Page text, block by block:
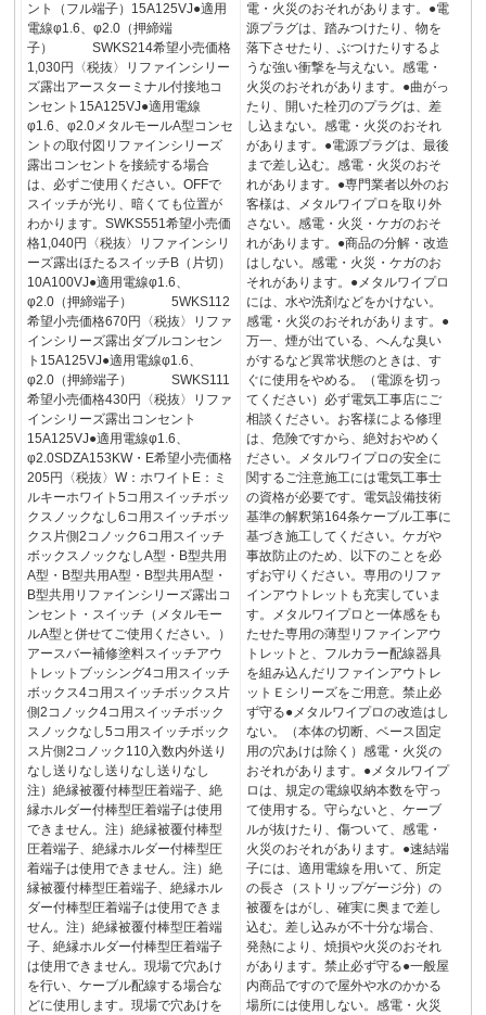
ント（フル端子）15A125VJ●適用
電線φ1.6、φ2.0（押締端
子） SWKS214希望小売価格
1,030円〈税抜〉リファインシリー
ズ露出アースターミナル付接地コ
ンセント15A125VJ●適用電線
φ1.6、φ2.0メタルモールA型コンセ
ントの取付図リファインシリーズ
露出コンセントを接続する場合
は、必ずご使用ください。OFFで
スイッチが光り、暗くても位置が
わかります。SWKS551希望小売価
格1,040円〈税抜〉リファインシリ
ーズ露出ほたるスイッチB（片切）
10A100VJ●適用電線φ1.6、
φ2.0（押締端子） 5WKS112
希望小売価格670円〈税抜〉リファ
インシリーズ露出ダブルコンセン
ト15A125VJ●適用電線φ1.6、
φ2.0（押締端子） SWKS111
希望小売価格430円〈税抜〉リファ
インシリーズ露出コンセント
15A125VJ●適用電線φ1.6、
φ2.0SDZA153KW・E希望小売価格
205円〈税抜〉W：ホワイトE：ミ
ルキーホワイト5コ用スイッチボッ
クスノックなし6コ用スイッチボッ
クス片側2コノック6コ用スイッチ
ボックスノックなしA型・B型共用
A型・B型共用A型・B型共用A型・
B型共用リファインシリーズ露出コ
ンセント・スイッチ（メタルモー
ルA型と併せてご使用ください。）
アースバー補修塗料スイッチアウ
トレットブッシング4コ用スイッチ
ボックス4コ用スイッチボックス片
側2コノック4コ用スイッチボック
スノックなし5コ用スイッチボック
ス片側2コノック110入数内外送り
なし送りなし送りなし送りなし
注）絶縁被覆付棒型圧着端子、絶
縁ホルダー付棒型圧着端子は使用
できません。注）絶縁被覆付棒型
圧着端子、絶縁ホルダー付棒型圧
着端子は使用できません。注）絶
縁被覆付棒型圧着端子、絶縁ホル
ダー付棒型圧着端子は使用できま
せん。注）絶縁被覆付棒型圧着端
子、絶縁ホルダー付棒型圧着端子
は使用できません。現場で穴あけ
を行い、ケーブル配線する場合な
どに使用します。現場で穴あけを
電・火災のおそれがあります。●電
源プラグは、踏みつけたり、物を
落下させたり、ぶつけたりするよ
うな強い衝撃を与えない。感電・
火災のおそれがあります。●曲がっ
たり、開いた栓刃のプラグは、差
し込まない。感電・火災のおそれ
があります。●電源プラグは、最後
まで差し込む。感電・火災のおそ
れがあります。●専門業者以外のお
客様は、メタルワイプロを取り外
さない。感電・火災・ケガのおそ
れがあります。●商品の分解・改造
はしない。感電・火災・ケガのお
それがあります。●メタルワイプロ
には、水や洗剤などをかけない。
感電・火災のおそれがあります。●
万一、煙が出ている、へんな臭い
がするなど異常状態のときは、す
ぐに使用をやめる。（電源を切っ
てください）必ず電気工事店にご
相談ください。お客様による修理
は、危険ですから、絶対おやめく
ださい。メタルワイプロの安全に
関するご注意施工には電気工事士
の資格が必要です。電気設備技術
基準の解釈第164条ケーブル工事に
基づき施工してください。ケガや
事故防止のため、以下のことを必
ずお守りください。専用のリファ
インアウトレットも充実していま
す。メタルワイプロと一体感をも
たせた専用の薄型リファインアウ
トレットと、フルカラー配線器具
を組み込んだリファインアウトレ
ットＥシリーズをご用意。禁止必
ず守る●メタルワイプロの改造はし
ない。（本体の切断、ベース固定
用の穴あけは除く）感電・火災の
おそれがあります。●メタルワイプ
ロは、規定の電線収納本数を守っ
て使用する。守らないと、ケーブ
ルが抜けたり、傷ついて、感電・
火災のおそれがあります。●速結端
子には、適用電線を用いて、所定
の長さ（ストリップゲージ分）の
被覆をはがし、確実に奥まで差し
込む。差し込みが不十分な場合、
発熱により、焼損や火災のおそれ
があります。禁止必ず守る●一般屋
内商品ですので屋外や水のかかる
場所には使用しない。感電・火災